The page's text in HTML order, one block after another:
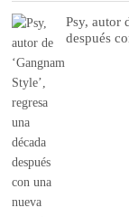
Psy, autor
después